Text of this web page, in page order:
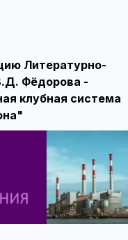
Литературно-
Фёдорова -
клубная система